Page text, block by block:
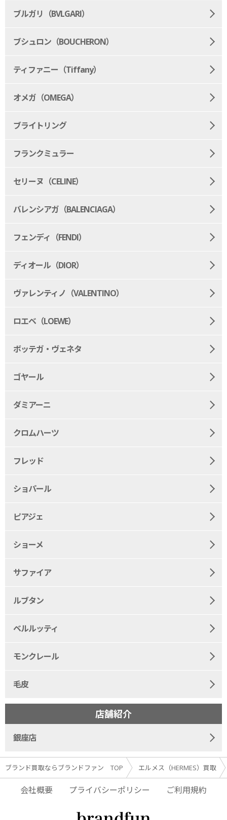
ブランド買取ならブランドファン TOP エルメス（HERMES）買取
ブルガリ（BVLGARI）
ブシュロン（BOUCHERON）
ティファニー（Tiffany）
オメガ（OMEGA）
ブライトリング
フランクミュラー
セリーヌ（CELINE）
バレンシアガ（BALENCIAGA）
フェンディ（FENDI）
ディオール（DIOR）
ヴァレンティノ（VALENTINO）
ロエベ（LOEWE）
ボッテガ・ヴェネタ
ゴヤール
ダミアーニ
クロムハーツ
フレッド
ショパール
ピアジェ
ショーメ
サファイア
ルブタン
ベルルッティ
モンクレール
毛皮
店舗紹介
銀座店
会社概要 プライバシーポリシー ご利用規約